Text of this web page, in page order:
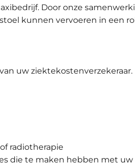
Door onze
kunnen vervoeren in een
uw
radiotherapie
die te maken hebben met